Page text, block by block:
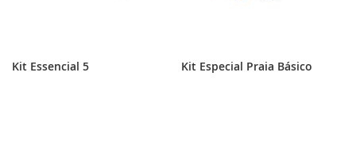
Kit Essencial 5 Kit Especial Praia Básico